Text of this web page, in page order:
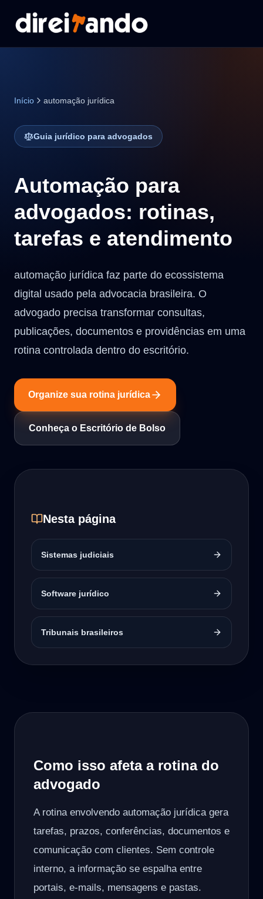
Início automação jurídica
Guia jurídico para advogados
Automação para
advogados: rotinas,
tarefas e atendimento
automação jurídica faz parte do ecossistema
digital usado pela advocacia brasileira. O
advogado precisa transformar consultas,
publicações, documentos e providências em uma
rotina controlada dentro do escritório.
Organize sua rotina jurídica
Conheça o Escritório de Bolso
Nesta página
Sistemas judiciais
Software jurídico
Tribunais brasileiros
Como isso afeta a rotina do
advogado
A rotina envolvendo automação jurídica gera
tarefas, prazos, conferências, documentos e
comunicação com clientes. Sem controle
interno, a informação se espalha entre
portais, e-mails, mensagens e pastas.